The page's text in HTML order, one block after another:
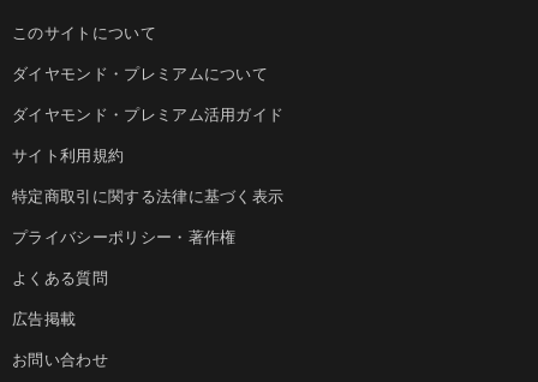
このサイトについて
ダイヤモンド・プレミアムについて
ダイヤモンド・プレミアム活用ガイド
サイト利用規約
特定商取引に関する法律に基づく表示
プライバシーポリシー・著作権
よくある質問
広告掲載
お問い合わせ